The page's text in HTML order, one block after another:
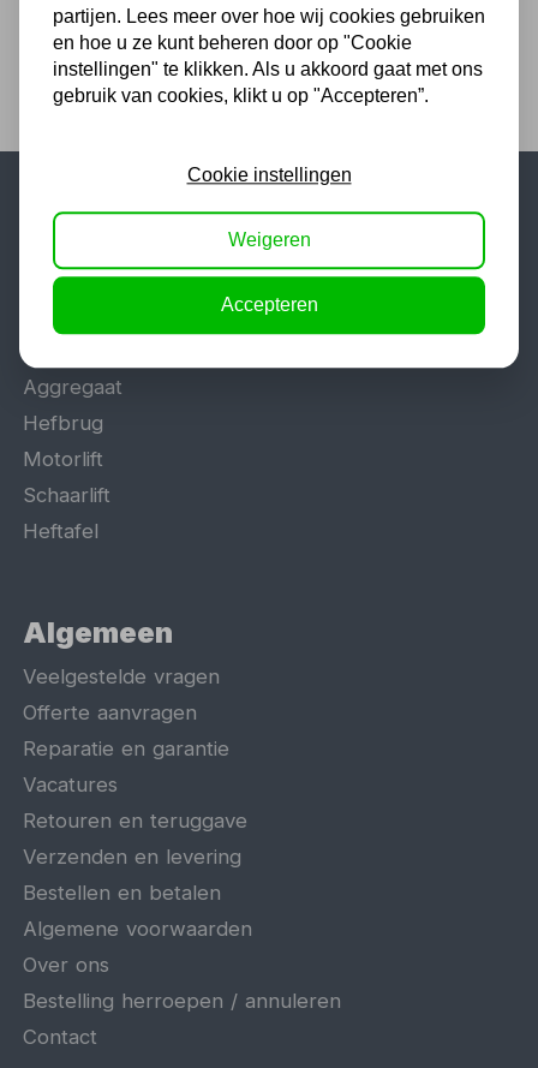
Populaire categorieën
Werkplaatsinrichting
Aggregaat
Hefbrug
Motorlift
Schaarlift
Heftafel
Algemeen
Veelgestelde vragen
Offerte aanvragen
Reparatie en garantie
Vacatures
Retouren en teruggave
Verzenden en levering
Bestellen en betalen
Algemene voorwaarden
Over ons
Bestelling herroepen / annuleren
Contact
partijen. Lees meer over hoe wij cookies gebruiken
en hoe u ze kunt beheren door op "Cookie
instellingen" te klikken. Als u akkoord gaat met ons
gebruik van cookies, klikt u op "Accepteren”.
Cookie instellingen
Weigeren
Accepteren